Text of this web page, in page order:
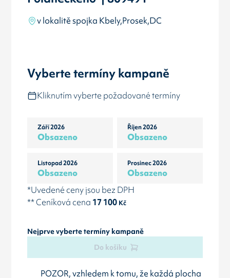
v lokalitě spojka Kbely,Prosek,DC
Vyberte termíny kampaně
Kliknutím vyberte požadované termíny
Září 2026
Obsazeno
Říjen 2026
Obsazeno
Listopad 2026
Obsazeno
Prosinec 2026
Obsazeno
*Uvedené ceny jsou bez DPH
** Ceníková cena 17 100Kč
Nejprve vyberte termíny kampaně
Do košíku
POZOR, vzhledem k tomu, že každá plocha